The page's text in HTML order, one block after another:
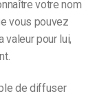
votre nom
vous pouvez
valeur pour lui,
de diffuser